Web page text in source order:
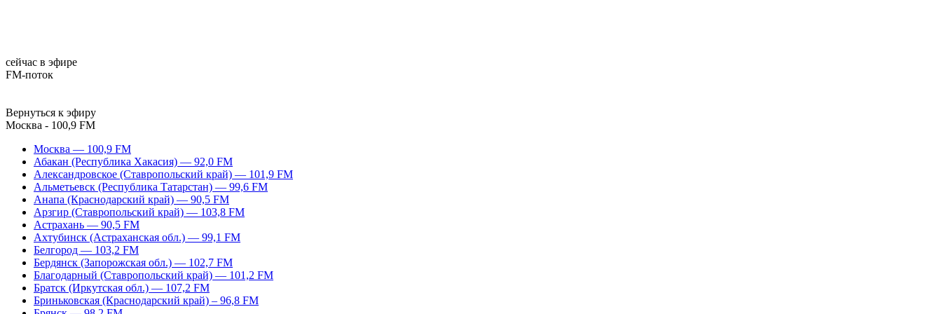
сейчас в эфире
FM-поток
Вернуться к эфиру
Москва - 100,9 FM
Москва — 100,9 FM
Абакан (Республика Хакасия) — 92,0 FM
Александровское (Ставропольский край) — 101,9 FM
Альметьевск (Республика Татарстан) — 99,6 FM
Анапа (Краснодарский край) — 90,5 FM
Арзгир (Ставропольский край) — 103,8 FM
Астрахань — 90,5 FM
Ахтубинск (Астраханская обл.) — 99,1 FM
Белгород — 103,2 FM
Бердянск (Запорожская обл.) — 102,7 FM
Благодарный (Ставропольский край) — 101,2 FM
Братск (Иркутская обл.) — 107,2 FM
Бриньковская (Краснодарский край) – 96,8 FM